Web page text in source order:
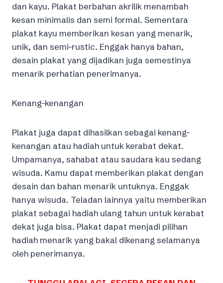
dan kayu. Plakat berbahan akrilik menambah
kesan minimalis dan semi formal. Sementara
plakat kayu memberikan kesan yang menarik,
unik, dan semi-rustic. Enggak hanya bahan,
desain plakat yang dijadikan juga semestinya
menarik perhatian penerimanya.
Kenang-kenangan
Plakat juga dapat dihasilkan sebagai kenang-
kenangan atau hadiah untuk kerabat dekat.
Umpamanya, sahabat atau saudara kau sedang
wisuda. Kamu dapat memberikan plakat dengan
desain dan bahan menarik untuknya. Enggak
hanya wisuda. Teladan lainnya yaitu memberikan
plakat sebagai hadiah ulang tahun untuk kerabat
dekat juga bisa. Plakat dapat menjadi pilihan
hadiah menarik yang bakal dikenang selamanya
oleh penerimanya.